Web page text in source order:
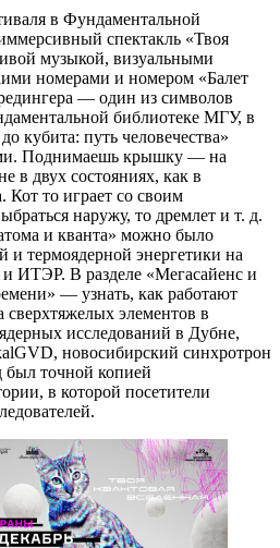
в Фундаментальной
спектакль «Твоя
музыкой, визуальными
номерами и номером «Балет
— ​один из символов
библиотеке МГУ, в
кубита: путь человечества»
Поднимаешь крышку — ​на
в двух состояниях, как в
Кот то играет со своим
наружу, то дремлет и т. д.
и кванта» можно было
и термоядерной энергетики на
ИТЭР. В разделе «Мегасайенс и
— ​узнать, как работают
элементов в
исследований в Дубне,
новосибирский синхротрон
точной копией
в которой посетители